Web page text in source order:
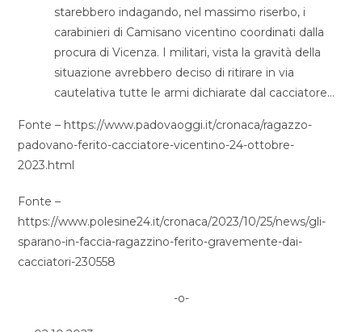
starebbero indagando, nel massimo riserbo, i
carabinieri di Camisano vicentino coordinati dalla
procura di Vicenza. I militari, vista la gravità della
situazione avrebbero deciso di ritirare in via
cautelativa tutte le armi dichiarate dal cacciatore…
Fonte – https://www.padovaoggi.it/cronaca/ragazzo-
padovano-ferito-cacciatore-vicentino-24-ottobre-
2023.html
Fonte –
https://www.polesine24.it/cronaca/2023/10/25/news/gli-
sparano-in-faccia-ragazzino-ferito-gravemente-dai-
cacciatori-230558
-o-